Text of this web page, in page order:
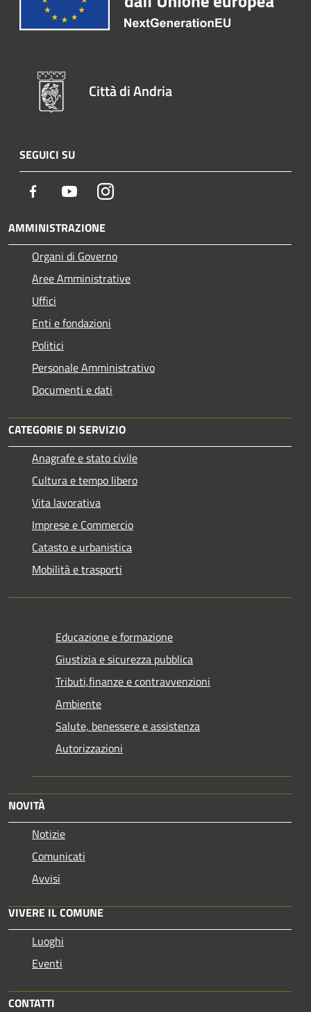
Città di Andria
SEGUICI SU
Facebook YoutubeInstagram
AMMINISTRAZIONE
Organi di Governo
Aree Amministrative
Uffici
Enti e fondazioni
Politici
Personale Amministrativo
Documenti e dati
CATEGORIE DI SERVIZIO
Anagrafe e stato civile
Cultura e tempo libero
Vita lavorativa
Imprese e Commercio
Catasto e urbanistica
Mobilità e trasporti
Educazione e formazione
Giustizia e sicurezza pubblica
Tributi,finanze e contravvenzioni
Ambiente
Salute, benessere e assistenza
Autorizzazioni
NOVITÀ
Notizie
Comunicati
Avvisi
VIVERE IL COMUNE
Luoghi
Eventi
CONTATTI